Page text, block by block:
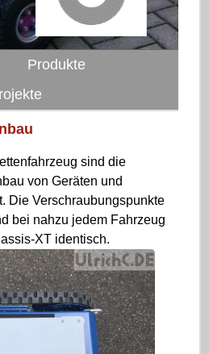
Produkte
sind die
von Geräten und
Die Verschraubungspunkte
bei nahzu jedem Fahrzeug
XT identisch.